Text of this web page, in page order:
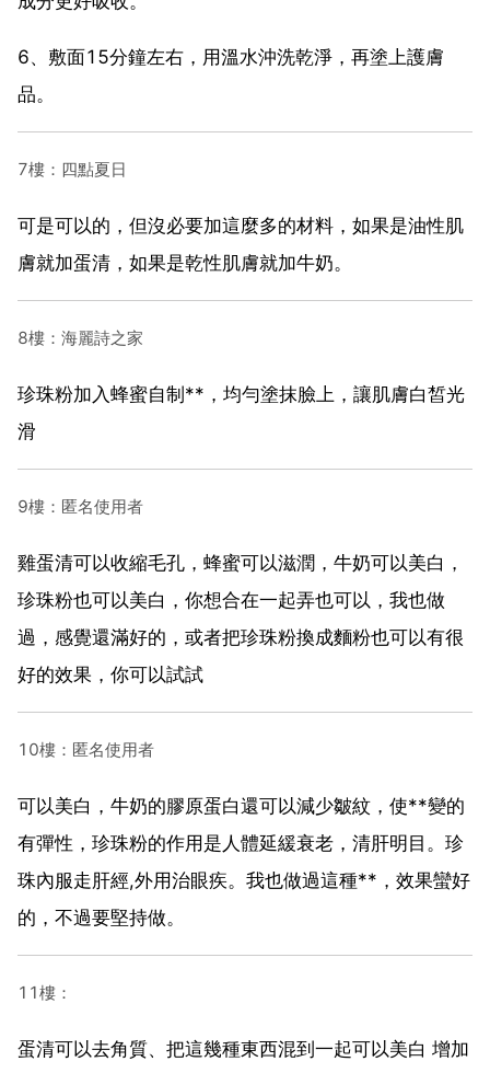
6、敷面15分鐘左右，用溫水沖洗乾淨，再塗上護膚
品。
7樓：四點夏日
可是可以的，但沒必要加這麼多的材料，如果是油性肌
膚就加蛋清，如果是乾性肌膚就加牛奶。
8樓：海麗詩之家
珍珠粉加入蜂蜜自制**，均勻塗抹臉上，讓肌膚白皙光
滑
9樓：匿名使用者
雞蛋清可以收縮毛孔，蜂蜜可以滋潤，牛奶可以美白，
珍珠粉也可以美白，你想合在一起弄也可以，我也做
過，感覺還滿好的，或者把珍珠粉換成麵粉也可以有很
好的效果，你可以試試
10樓：匿名使用者
可以美白，牛奶的膠原蛋白還可以減少皺紋，使**變的
有彈性，珍珠粉的作用是人體延緩衰老，清肝明目。珍
珠內服走肝經,外用治眼疾。我也做過這種**，效果蠻好
的，不過要堅持做。
11樓：
蛋清可以去角質、把這幾種東西混到一起可以美白 增加